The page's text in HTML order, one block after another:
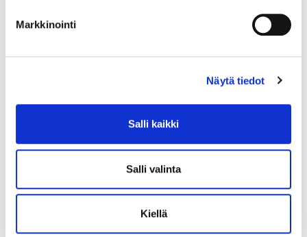
Markkinointi
Näytä tiedot
Salli kaikki
Salli valinta
Kiellä